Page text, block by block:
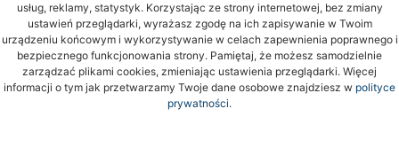
usług, reklamy, statystyk. Korzystając ze strony internetowej, bez zmiany
ustawień przeglądarki, wyrażasz zgodę na ich zapisywanie w Twoim
urządzeniu końcowym i wykorzystywanie w celach zapewnienia poprawnego i
bezpiecznego funkcjonowania strony. Pamiętaj, że możesz samodzielnie
zarządzać plikami cookies, zmieniając ustawienia przeglądarki. Więcej
informacji o tym jak przetwarzamy Twoje dane osobowe znajdziesz w polityce
prywatności.